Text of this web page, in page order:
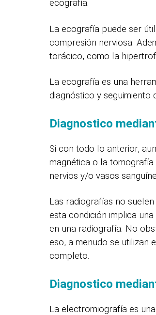
ecografía.
La ecografía puede ser
compresión nerviosa.
torácico, como la
La ecografía es una
diagnóstico y
Diagnostico
Si con todo lo anterior,
magnética o la
nervios y/o vasos
Las radiografías no
esta condición implica
en una radiografía. No
eso, a menudo se utilizan
completo.
Diagnostico
La electromiografía es